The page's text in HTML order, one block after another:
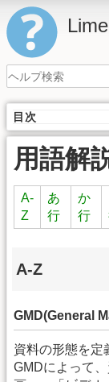
目次
用語解
A-
Z
あ
行
か
行
A-Z
GMD(General
資料の形態を定
GMDによって